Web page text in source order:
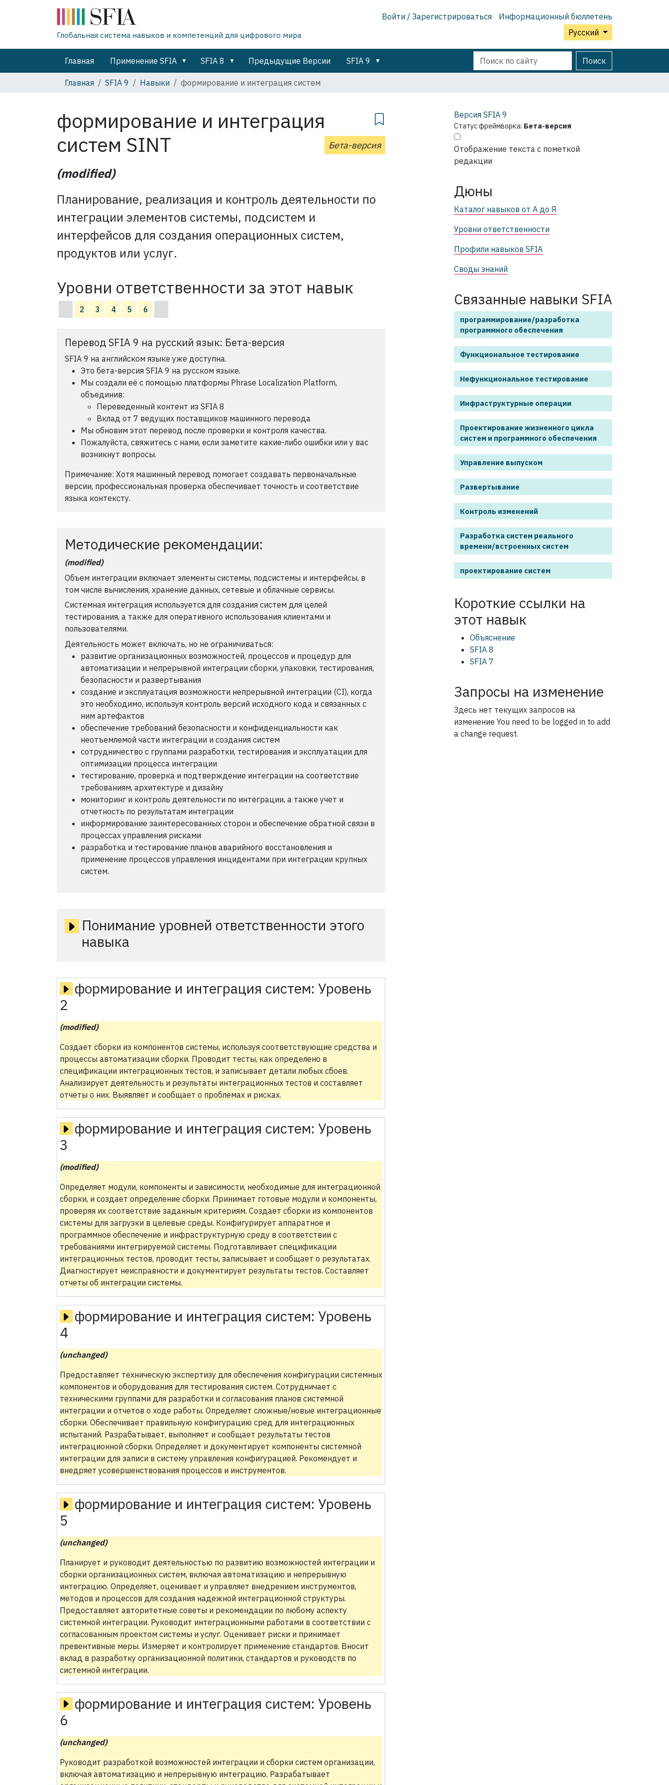
Войти / Зарегистрироваться
Информационный бюллетень
Русский
Глобальная система навыков и компетенций для цифрового мира
Главная Применение SFIA SFIA 8 Предыдущие Версии SFIA 9 Поиск Поиск
Расширенный
поиск
Главная
SFIA 9 Навыки формирование и интеграция систем
формирование и интеграция
систем SINT Бета-версия
(modified)
Планирование, реализация и контроль деятельности по
интеграции элементов системы, подсистем и
интерфейсов для создания операционных систем,
продуктов или услуг.
Уровни ответственности за этот навык
2 3 4 5 6
Перевод SFIA 9 на русский язык: Бета-версия
SFIA 9 на английском языке уже доступна.
Это бета-версия SFIA 9 на русском языке.
Мы создали её с помощью платформы Phrase Localization Platform,
объединив:
Переведенный контент из SFIA 8
Вклад от 7 ведущих поставщиков машинного перевода
Мы обновим этот перевод после проверки и контроля качества.
Пожалуйста, свяжитесь с нами, если заметите какие-либо ошибки или у вас
возникнут вопросы.
Примечание: Хотя машинный перевод помогает создавать первоначальные
версии, профессиональная проверка обеспечивает точность и соответствие
языка контексту.
Методические рекомендации:
(modified)
Объем интеграции включает элементы системы, подсистемы и интерфейсы, в
том числе вычисления, хранение данных, сетевые и облачные сервисы.
Системная интеграция используется для создания систем для целей
тестирования, а также для оперативного использования клиентами и
пользователями.
Деятельность может включать, но не ограничиваться:
развитие организационных возможностей, процессов и процедур для
автоматизации и непрерывной интеграции сборки, упаковки, тестирования,
безопасности и развертывания
создание и эксплуатация возможности непрерывной интеграции (CI), когда
это необходимо, используя контроль версий исходного кода и связанных с
ним артефактов
обеспечение требований безопасности и конфиденциальности как
неотъемлемой части интеграции и создания систем
сотрудничество с группами разработки, тестирования и эксплуатации для
оптимизации процесса интеграции
тестирование, проверка и подтверждение интеграции на соответствие
требованиям, архитектуре и дизайну
мониторинг и контроль деятельности по интеграции, а также учет и
отчетность по результатам интеграции
информирование заинтересованных сторон и обеспечение обратной связи в
процессах управления рисками
разработка и тестирование планов аварийного восстановления и
применение процессов управления инцидентами при интеграции крупных
систем.
Понимание уровней ответственности этого
навыка
формирование и интеграция систем: Уровень
2
(modified)
Создает сборки из компонентов системы, используя соответствующие средства и
процессы автоматизации сборки. Проводит тесты, как определено в
спецификации интеграционных тестов, и записывает детали любых сбоев.
Анализирует деятельность и результаты интеграционных тестов и составляет
отчеты о них. Выявляет и сообщает о проблемах и рисках.
формирование и интеграция систем: Уровень
3
(modified)
Определяет модули, компоненты и зависимости, необходимые для интеграционной
сборки, и создает определение сборки. Принимает готовые модули и компоненты,
проверяя их соответствие заданным критериям. Создает сборки из компонентов
системы для загрузки в целевые среды. Конфигурирует аппаратное и
программное обеспечение и инфраструктурную среду в соответствии с
требованиями интегрируемой системы. Подготавливает спецификации
интеграционных тестов, проводит тесты, записывает и сообщает о результатах.
Диагностирует неисправности и документирует результаты тестов. Составляет
отчеты об интеграции системы.
формирование и интеграция систем: Уровень
4
(unchanged)
Предоставляет техническую экспертизу для обеспечения конфигурации системных
компонентов и оборудования для тестирования систем. Сотрудничает с
техническими группами для разработки и согласования планов системной
интеграции и отчетов о ходе работы. Определяет сложные/новые интеграционные
сборки. Обеспечивает правильную конфигурацию сред для интеграционных
испытаний. Разрабатывает, выполняет и сообщает результаты тестов
интеграционной сборки. Определяет и документирует компоненты системной
интеграции для записи в систему управления конфигурацией. Рекомендует и
внедряет усовершенствования процессов и инструментов.
формирование и интеграция систем: Уровень
5
(unchanged)
Планирует и руководит деятельностью по развитию возможностей интеграции и
сборки организационных систем, включая автоматизацию и непрерывную
интеграцию. Определяет, оценивает и управляет внедрением инструментов,
методов и процессов для создания надежной интеграционной структуры.
Предоставляет авторитетные советы и рекомендации по любому аспекту
системной интеграции. Руководит интеграционными работами в соответствии с
согласованным проектом системы и услуг. Оценивает риски и принимает
превентивные меры. Измеряет и контролирует применение стандартов. Вносит
вклад в разработку организационной политики, стандартов и руководств по
системной интеграции.
формирование и интеграция систем: Уровень
6
(unchanged)
Руководит разработкой возможностей интеграции и сборки систем организации,
включая автоматизацию и непрерывную интеграцию. Разрабатывает
Версия SFIA 9
Статус фреймворка: Бета-версия
Отображение текста с пометкой
редакции
Дюны
Каталог навыков от А до Я
Уровни ответственности
Профили навыков SFIA
Своды знаний
Связанные навыки SFIA
программирование/разработка
программного обеспечения
Функциональное тестирование
Нефункциональное тестирование
Инфраструктурные операции
Проектирование жизненного цикла
систем и программного обеспечения
Управление выпуском
Развертывание
Контроль изменений
Разработка систем реального
времени/встроенных систем
проектирование систем
Короткие ссылки на
этот навык
Объяснение
SFIA 8
SFIA 7
Запросы на изменение
Здесь нет текущих запросов на
изменение You need to be logged in to add
a change request.